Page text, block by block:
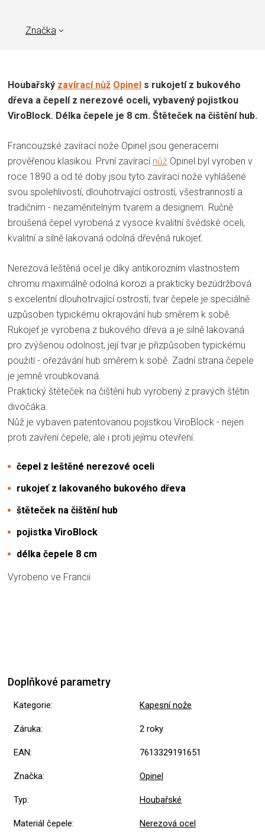
Značka
Houbařský zavírací nůž Opinel s rukojetí z bukového
dřeva a čepelí z nerezové oceli, vybavený pojistkou
ViroBlock. Délka čepele je 8 cm. Štěteček na čištění hub.
Francouzské zavírací nože Opinel jsou generacemi
prověřenou klasikou. První zavírací nůž Opinel byl vyroben v
roce 1890 a od té doby jsou tyto zavírací nože vyhlášené
svou spolehlivostí, dlouhotrvající ostrostí, všestranností a
tradičním - nezaměnitelným tvarem a designem. Ručně
broušená čepel vyrobená z vysoce kvalitní švédské oceli,
kvalitní a silně lakovaná odolná dřevěná rukojeť.
Nerezová leštěná ocel je díky antikorozním vlastnostem
chromu maximálně odolná korozi a prakticky bezúdržbová
s excelentní dlouhotrvající ostrostí, tvar čepele je speciálně
uzpůsoben typickému okrajování hub směrem k sobě.
Rukojeť je vyrobena z bukového dřeva a je silně lakovaná
pro zvýšenou odolnost, její tvar je přizpůsoben typickému
použití - ořezávání hub směrem k sobě. Zadní strana čepele
je jemně vroubkovaná.
Praktický štěteček na čištění hub vyrobený z pravých štětin
divočáka.
Nůž je vybaven patentovanou pojistkou ViroBlock - nejen
proti zavření čepele, ale i proti jejímu otevření.
čepel z leštěné nerezové oceli
rukojeť z lakovaného bukového dřeva
štěteček na čištění hub
pojistka ViroBlock
délka čepele 8 cm
Vyrobeno ve Francii
Doplňkové parametry
Kategorie: Kapesní nože
Záruka: 2 roky
EAN: 7613329191651
Značka: Opinel
Typ: Houbařské
Materiál čepele: Nerezová ocel